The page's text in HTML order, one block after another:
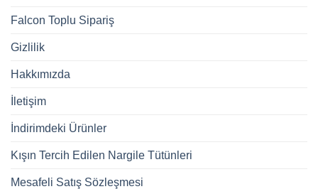
Falcon Toplu Sipariş
Gizlilik
Hakkımızda
İletişim
İndirimdeki Ürünler
Kışın Tercih Edilen Nargile Tütünleri
Mesafeli Satış Sözleşmesi